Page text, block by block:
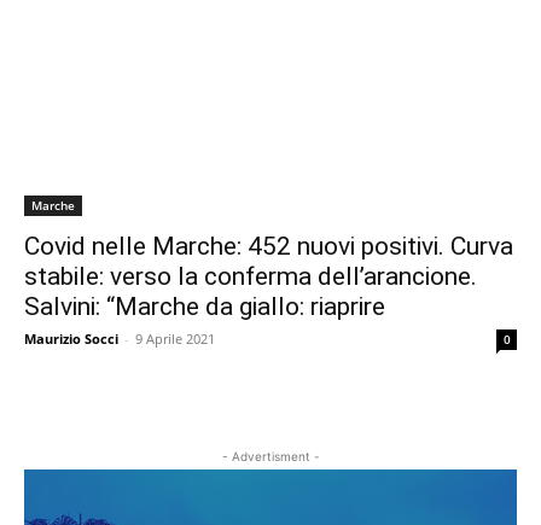
Marche
Covid nelle Marche: 452 nuovi positivi. Curva
stabile: verso la conferma dell’arancione.
Salvini: “Marche da giallo: riaprire
Maurizio Socci - 9 Aprile 2021 0
- Advertisment -